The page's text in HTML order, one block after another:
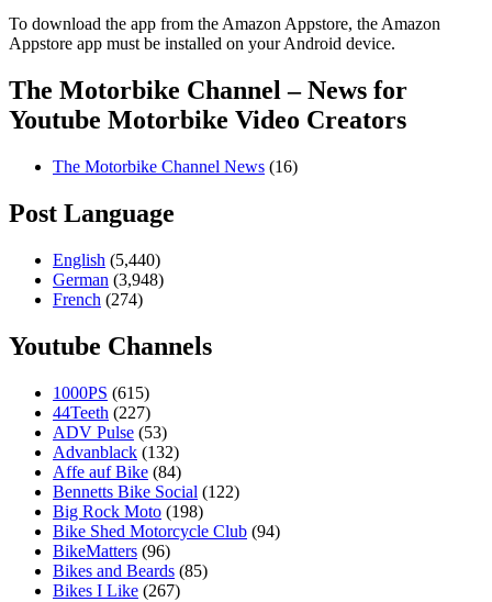
To download the app from the Amazon Appstore, the Amazon
Appstore app must be installed on your Android device.
The Motorbike Channel – News for
Youtube Motorbike Video Creators
The Motorbike Channel News (16)
Post Language
English (5,440)
German (3,948)
French (274)
Youtube Channels
1000PS (615)
44Teeth (227)
ADV Pulse (53)
Advanblack (132)
Affe auf Bike (84)
Bennetts Bike Social (122)
Big Rock Moto (198)
Bike Shed Motorcycle Club (94)
BikeMatters (96)
Bikes and Beards (85)
Bikes I Like (267)